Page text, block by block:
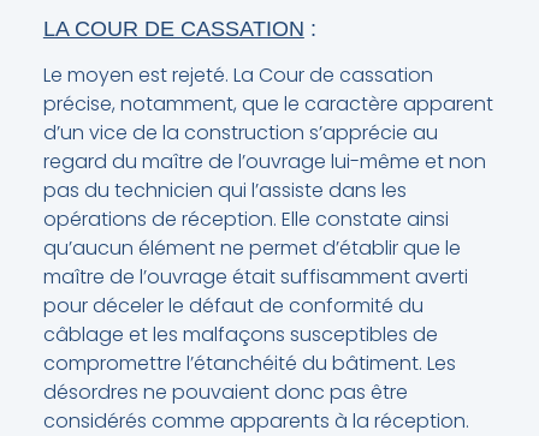
LA COUR DE CASSATION :
Le moyen est rejeté. La Cour de cassation
précise, notamment, que le caractère apparent
d’un vice de la construction s’apprécie au
regard du maître de l’ouvrage lui-même et non
pas du technicien qui l’assiste dans les
opérations de réception. Elle constate ainsi
qu’aucun élément ne permet d’établir que le
maître de l’ouvrage était suffisamment averti
pour déceler le défaut de conformité du
câblage et les malfaçons susceptibles de
compromettre l’étanchéité du bâtiment. Les
désordres ne pouvaient donc pas être
considérés comme apparents à la réception.